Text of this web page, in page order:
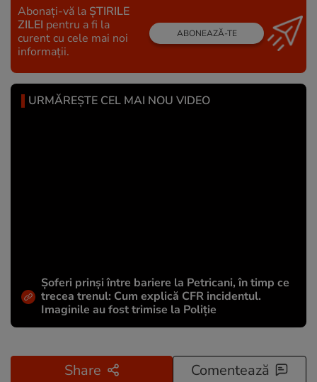
Abonați-vă la ȘTIRILE
ZILEI pentru a fi la
curent cu cele mai noi
informații.
ABONEAZĂ-TE
URMĂREȘTE CEL MAI NOU VIDEO
Șoferi prinși între bariere la Petricani, în timp ce
trecea trenul: Cum explică CFR incidentul.
Imaginile au fost trimise la Poliție
Share Comentează